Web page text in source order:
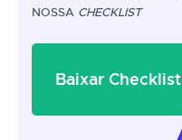
NOSSA CHECKLIST
Baixar Checklist